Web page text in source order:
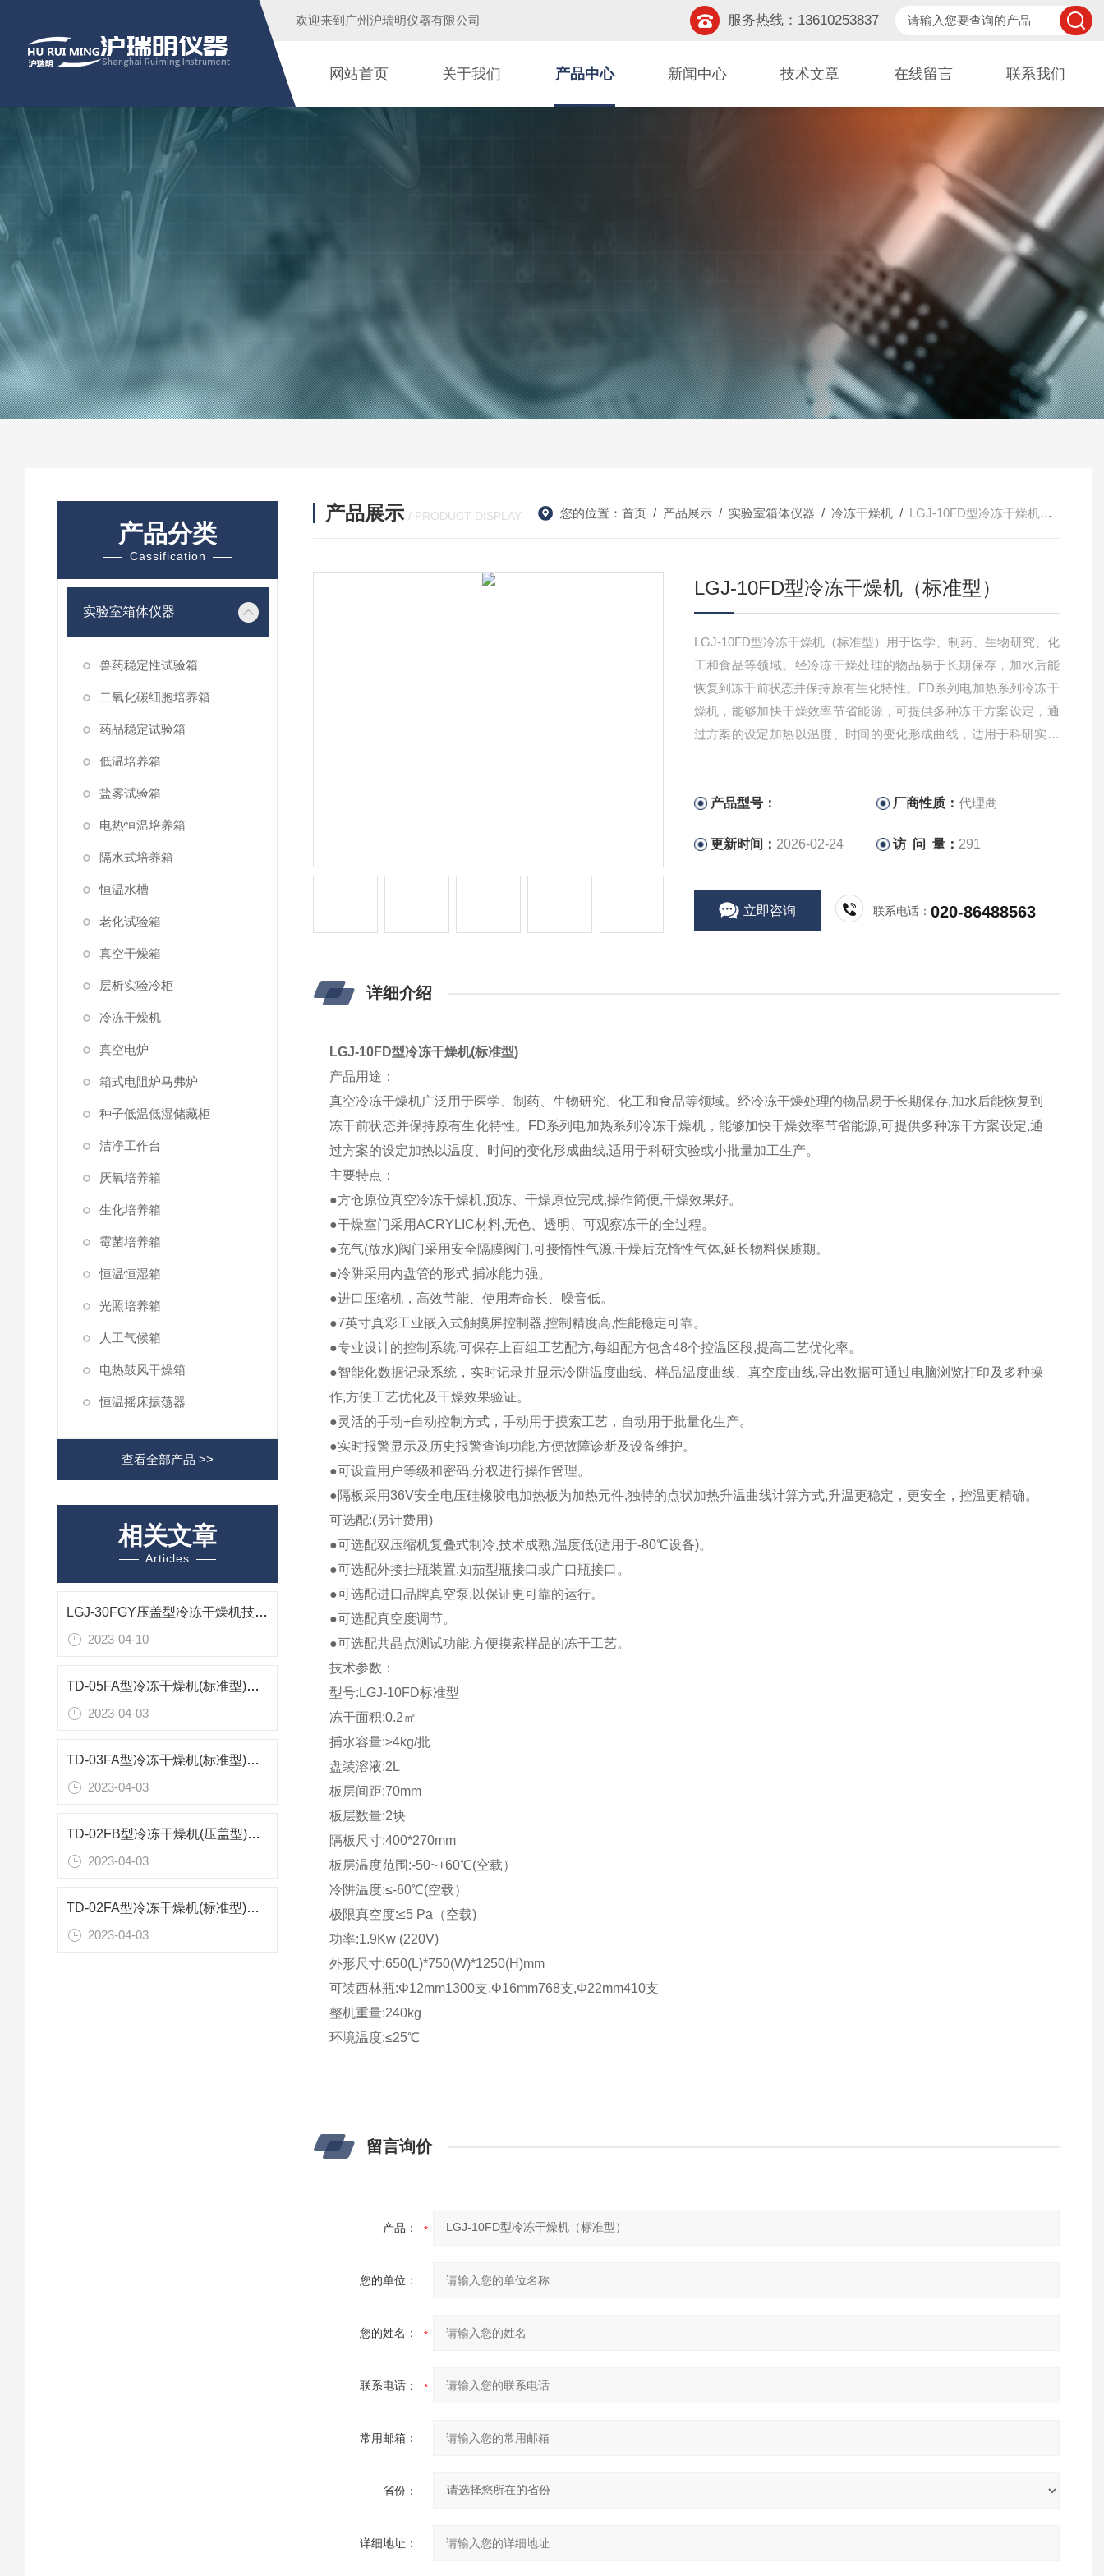
欢迎来到广州沪瑞明仪器有限公司 服务热线：13610253837
网站首页 关于我们 产品中心 新闻中心 技术文章 在线留言 联系我们
产品分类
Cassification
实验室箱体仪器
兽药稳定性试验箱
二氧化碳细胞培养箱
药品稳定试验箱
低温培养箱
盐雾试验箱
电热恒温培养箱
隔水式培养箱
恒温水槽
老化试验箱
真空干燥箱
层析实验冷柜
冷冻干燥机
真空电炉
箱式电阻炉马弗炉
种子低温低湿储藏柜
洁净工作台
厌氧培养箱
生化培养箱
霉菌培养箱
恒温恒湿箱
光照培养箱
人工气候箱
电热鼓风干燥箱
恒温摇床振荡器
查看全部产品 >>
相关文章
Articles
LGJ-30FGY压盖型冷冻干燥机技术参数
2023-04-10
TD-05FA型冷冻干燥机(标准型)技术参数
2023-04-03
TD-03FA型冷冻干燥机(标准型)技术参数
2023-04-03
TD-02FB型冷冻干燥机(压盖型)技术参数
2023-04-03
TD-02FA型冷冻干燥机(标准型)技术参数
2023-04-03
产品展示 / PRODUCT DISPLAY 您的位置： 首页/ 产品展示/ 实验室箱体仪器 / 冷冻干燥机/ LGJ-10FD型冷冻干燥机（标准型）
LGJ-10FD型冷冻干燥机（标准型）
LGJ-10FD型冷冻干燥机（标准型）用于医学、制药、生物研究、化
工和食品等领域。经冷冻干燥处理的物品易于长期保存，加水后能
恢复到冻干前状态并保持原有生化特性。FD系列电加热系列冷冻干
燥机，能够加快干燥效率节省能源，可提供多种冻干方案设定，通
过方案的设定加热以温度、时间的变化形成曲线，适用于科研实验
产品型号： 厂商性质：代理商
更新时间： 2026-02-24 访 问 量： 291
立即咨询 联系电话：020-86488563
详细介绍
LGJ-10FD型冷冻干燥机(标准型)
产品用途：
真空冷冻干燥机广泛用于医学、制药、生物研究、化工和食品等领域。经冷冻干燥处理的物品易于长期保存,加水后能恢复到
冻干前状态并保持原有生化特性。FD系列电加热系列冷冻干燥机，能够加快干燥效率节省能源,可提供多种冻干方案设定,通
过方案的设定加热以温度、时间的变化形成曲线,适用于科研实验或小批量加工生产。
主要特点：
●方仓原位真空冷冻干燥机,预冻、干燥原位完成,操作简便,干燥效果好。
●干燥室门采用ACRYLIC材料,无色、透明、可观察冻干的全过程。
●充气(放水)阀门采用安全隔膜阀门,可接惰性气源,干燥后充惰性气体,延长物料保质期。
●冷阱采用内盘管的形式,捕冰能力强。
●进口压缩机，高效节能、使用寿命长、噪音低。
●7英寸真彩工业嵌入式触摸屏控制器,控制精度高,性能稳定可靠。
●专业设计的控制系统,可保存上百组工艺配方,每组配方包含48个控温区段,提高工艺优化率。
●智能化数据记录系统，实时记录并显示冷阱温度曲线、样品温度曲线、真空度曲线,导出数据可通过电脑浏览打印及多种操
作,方便工艺优化及干燥效果验证。
●灵活的手动+自动控制方式，手动用于摸索工艺，自动用于批量化生产。
●实时报警显示及历史报警查询功能,方便故障诊断及设备维护。
●可设置用户等级和密码,分权进行操作管理。
●隔板采用36V安全电压硅橡胶电加热板为加热元件,独特的点状加热升温曲线计算方式,升温更稳定，更安全，控温更精确。
可选配:(另计费用)
●可选配双压缩机复叠式制冷,技术成熟,温度低(适用于-80℃设备)。
●可选配外接挂瓶装置,如茄型瓶接口或广口瓶接口。
●可选配进口品牌真空泵,以保证更可靠的运行。
●可选配真空度调节。
●可选配共晶点测试功能,方便摸索样品的冻干工艺。
技术参数：
型号:LGJ-10FD标准型
冻干面积:0.2㎡
捕水容量:≥4kg/批
盘装溶液:2L
板层间距:70mm
板层数量:2块
隔板尺寸:400*270mm
板层温度范围:-50~+60℃(空载）
冷阱温度:≤-60℃(空载）
极限真空度:≤5 Pa（空载)
功率:1.9Kw (220V)
外形尺寸:650(L)*750(W)*1250(H)mm
可装西林瓶:Φ12mm1300支,Φ16mm768支,Φ22mm410支
整机重量:240kg
环境温度:≤25℃
留言询价
产品：
您的单位：
您的姓名：
联系电话：
常用邮箱：
省份：
详细地址：